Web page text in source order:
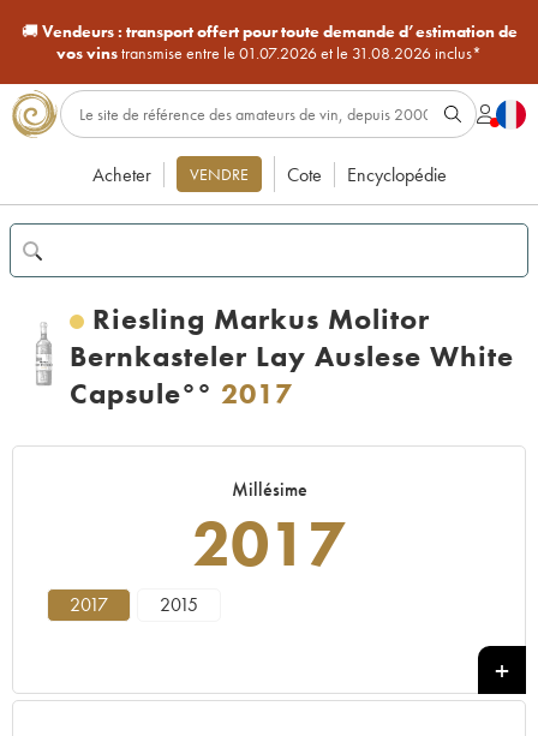
🚚Vendeurs : transport offert pour toute demande d’estimation de
vos vinstransmise entre le 01.07.2026 et le 31.08.2026 inclus*
Acheter VENDRE Cote Encyclopédie
Riesling Markus Molitor
Bernkasteler Lay Auslese White
Capsule°° 2017
Millésime
2017
2017 2015